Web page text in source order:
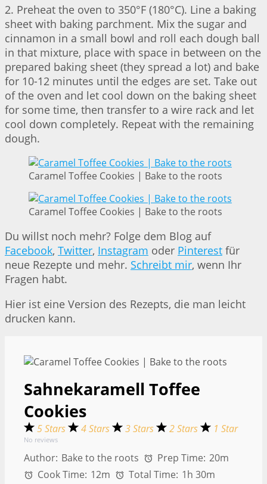
2. Preheat the oven to 350°F (180°C). Line a baking
sheet with baking parchment. Mix the sugar and
cinnamon in a small bowl and roll each dough ball
in that mixture, place with space in between on the
prepared baking sheet (they spread a lot) and bake
for 10-12 minutes until the edges are set. Take out
of the oven and let cool down on the baking sheet
for some time, then transfer to a wire rack and let
cool down completely. Repeat with the remaining
dough.
Caramel Toffee Cookies | Bake to the roots
Caramel Toffee Cookies | Bake to the roots
Du willst noch mehr? Folge dem Blog auf
Facebook, Twitter, Instagram oder Pinterest für
neue Rezepte und mehr. Schreibt mir, wenn Ihr
Fragen habt.
Hier ist eine Version des Rezepts, die man leicht
drucken kann.
Sahnekaramell Toffee
Cookies
5 Stars 4 Stars 3 Stars 2 Stars 1 Star
No reviews
Author: Bake to the roots Prep Time: 20m
Cook Time: 12m Total Time: 1h 30m